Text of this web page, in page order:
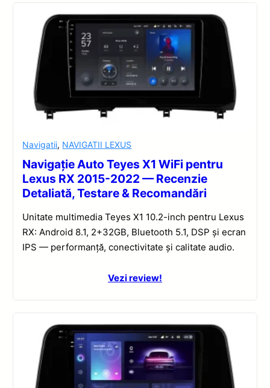
Navigatii, NAVIGATII LEXUS
Navigație Auto Teyes X1 WiFi pentru
Lexus RX 2015-2022 — Recenzie
Detaliată, Testare & Recomandări
Unitate multimedia Teyes X1 10.2-inch pentru Lexus
RX: Android 8.1, 2+32GB, Bluetooth 5.1, DSP și ecran
IPS — performanță, conectivitate și calitate audio.
Vezi review!